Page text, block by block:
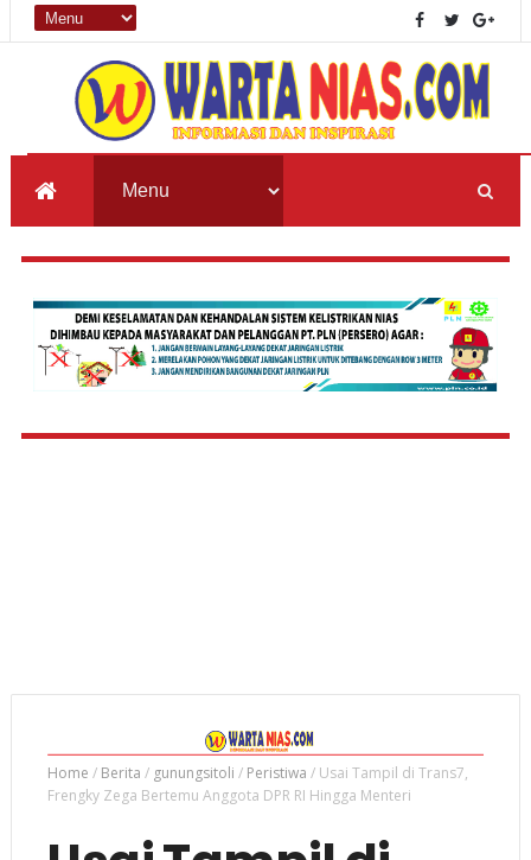
Home / Berita / gunungsitoli / Peristiwa / Usai Tampil di Trans7,
Frengky Zega Bertemu Anggota DPR RI Hingga Menteri